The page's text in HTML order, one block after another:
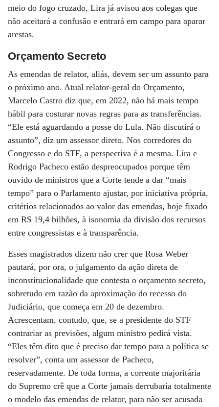
meio do fogo cruzado, Lira já avisou aos colegas que
não aceitará a confusão e entrará em campo para aparar
arestas.
Orçamento Secreto
As emendas de relator, aliás, devem ser um assunto para
o próximo ano. Atual relator-geral do Orçamento,
Marcelo Castro diz que, em 2022, não há mais tempo
hábil para costurar novas regras para as transferências.
“Ele está aguardando a posse do Lula. Não discutirá o
assunto”, diz um assessor direto. Nos corredores do
Congresso e do STF, a perspectiva é a mesma. Lira e
Rodrigo Pacheco estão despreocupados porque têm
ouvido de ministros que a Corte tende a dar “mais
tempo” para o Parlamento ajustar, por iniciativa própria,
critérios relacionados ao valor das emendas, hoje fixado
em R$ 19,4 bilhões, à isonomia da divisão dos recursos
entre congressistas e à transparência.
Esses magistrados dizem não crer que Rosa Weber
pautará, por ora, o julgamento da ação direta de
inconstitucionalidade que contesta o orçamento secreto,
sobretudo em razão da aproximação do recesso do
Judiciário, que começa em 20 de dezembro.
Acrescentam, contudo, que, se a presidente do STF
contrariar as previsões, algum ministro pedirá vista.
“Eles têm dito que é preciso dar tempo para a política se
resolver”, conta um assessor de Pacheco,
reservadamente. De toda forma, a corrente majoritária
do Supremo crê que a Corte jamais derrubaria totalmente
o modelo das emendas de relator, para não ser acusada